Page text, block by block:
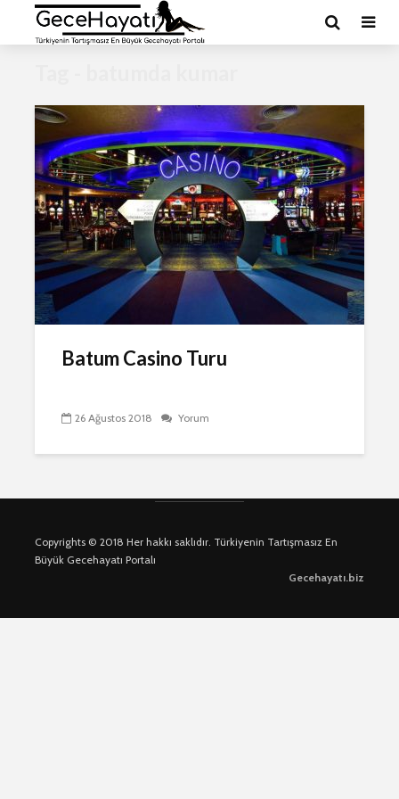
Batum Casino Turu
26 Ağustos 2018 Yorum
Copyrights © 2018 Her hakkı saklıdır. Türkiyenin Tartışmasız En
Büyük Gecehayatı Portalı
Gecehayatı.biz